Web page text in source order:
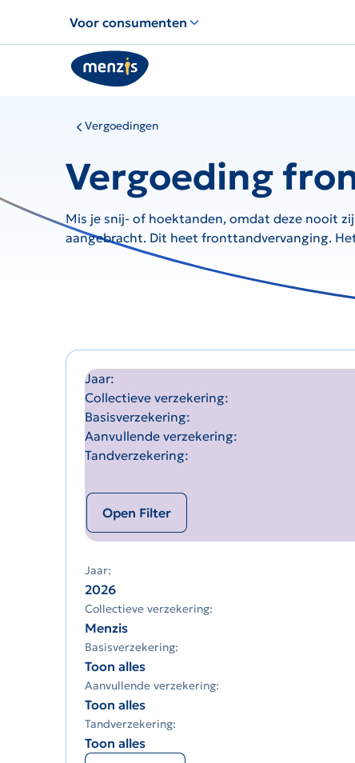
voor
snelle
navigatie
Voor consumenten
Vergoedingen
Vergoeding
Mis je snij- of hoektanden, omdat deze nooit
aangebracht. Dit heet fronttandvervanging.
Jaar
Collectieve verzekering
Basisverzekering
Aanvullende verzekering
Tandverzekering
Open Filter
Jaar:
2026
Collectieve verzekering:
Menzis
Basisverzekering:
Toon alles
Aanvullende verzekering:
Toon alles
Tandverzekering:
Toon alles